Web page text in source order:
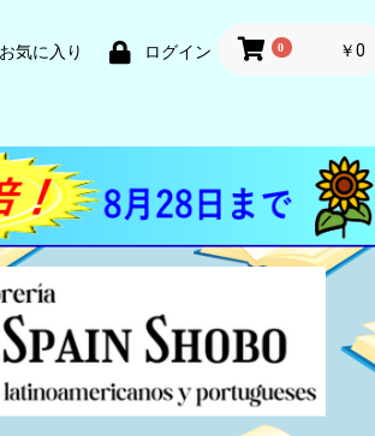
お気に入り ログイン 0 ￥0